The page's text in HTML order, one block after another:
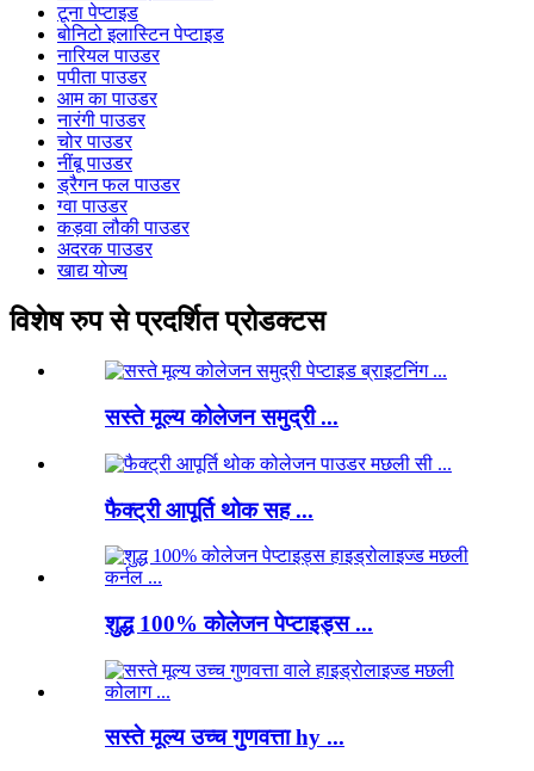
टूना पेप्टाइड
बोनिटो इलास्टिन पेप्टाइड
नारियल पाउडर
पपीता पाउडर
आम का पाउडर
नारंगी पाउडर
चोर पाउडर
नींबू पाउडर
ड्रैगन फल पाउडर
ग्वा पाउडर
कड़वा लौकी पाउडर
अदरक पाउडर
खाद्य योज्य
विशेष रुप से प्रदर्शित प्रोडक्टस
सस्ते मूल्य कोलेजन समुद्री ...
फैक्ट्री आपूर्ति थोक सह ...
शुद्ध 100% कोलेजन पेप्टाइड्स ...
सस्ते मूल्य उच्च गुणवत्ता hy ...